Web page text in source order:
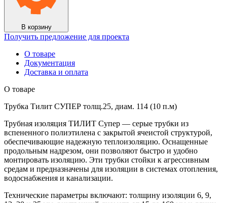
В корзину
Получить предложение для проекта
О товаре
Документация
Доставка и оплата
О товаре
Трубка Тилит СУПЕР толщ.25, диам. 114 (10 п.м)
Трубная изоляция ТИЛИТ Супер — серые трубки из
вспененного полиэтилена с закрытой ячеистой структурой,
обеспечивающие надежную теплоизоляцию. Оснащенные
продольным надрезом, они позволяют быстро и удобно
монтировать изоляцию. Эти трубки стойки к агрессивным
средам и предназначены для изоляции в системах отопления,
водоснабжения и канализации.
Технические параметры включают: толщину изоляции 6, 9,